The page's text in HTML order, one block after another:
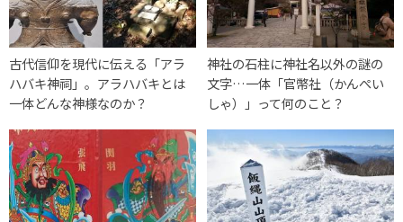
古代信仰を現代に伝える「アラ
ハバキ神祠」。アラハバキとは
一体どんな神様なのか？
神社の石柱に神社名以外の謎の
文字…一体「官幣社（かんぺい
しゃ）」って何のこと？